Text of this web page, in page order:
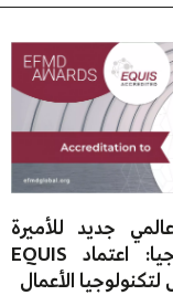
جديد للأميرة
سمية للتكنولوجيا: اعتماد EQUIS
الأعمال